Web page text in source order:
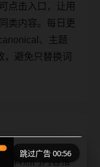
点击入口，让用
类内容。每日更
、主题
，避免只替换词
黑料热门内容推
跳过广告 00:56